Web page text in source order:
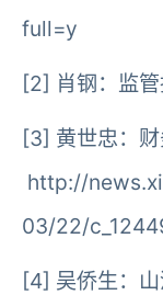
full=y
[2] 肖钢：监
[3] 黄世忠：
http://
03/22/
[4] 吴侨生：山